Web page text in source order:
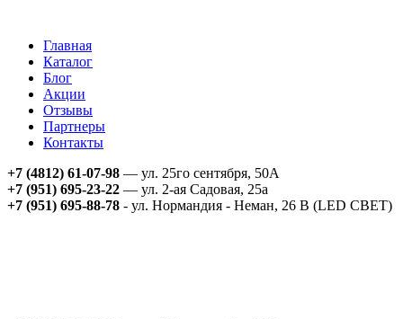
Главная
Каталог
Блог
Акции
Отзывы
Партнеры
Контакты
+7 (4812) 61-07-98 — ул. 25го сентября, 50А
+7 (951) 695-23-22 — ул. 2-ая Садовая, 25а
+7 (951) 695-88-78 - ул. Нормандия - Неман, 26 В (LED СВЕТ)